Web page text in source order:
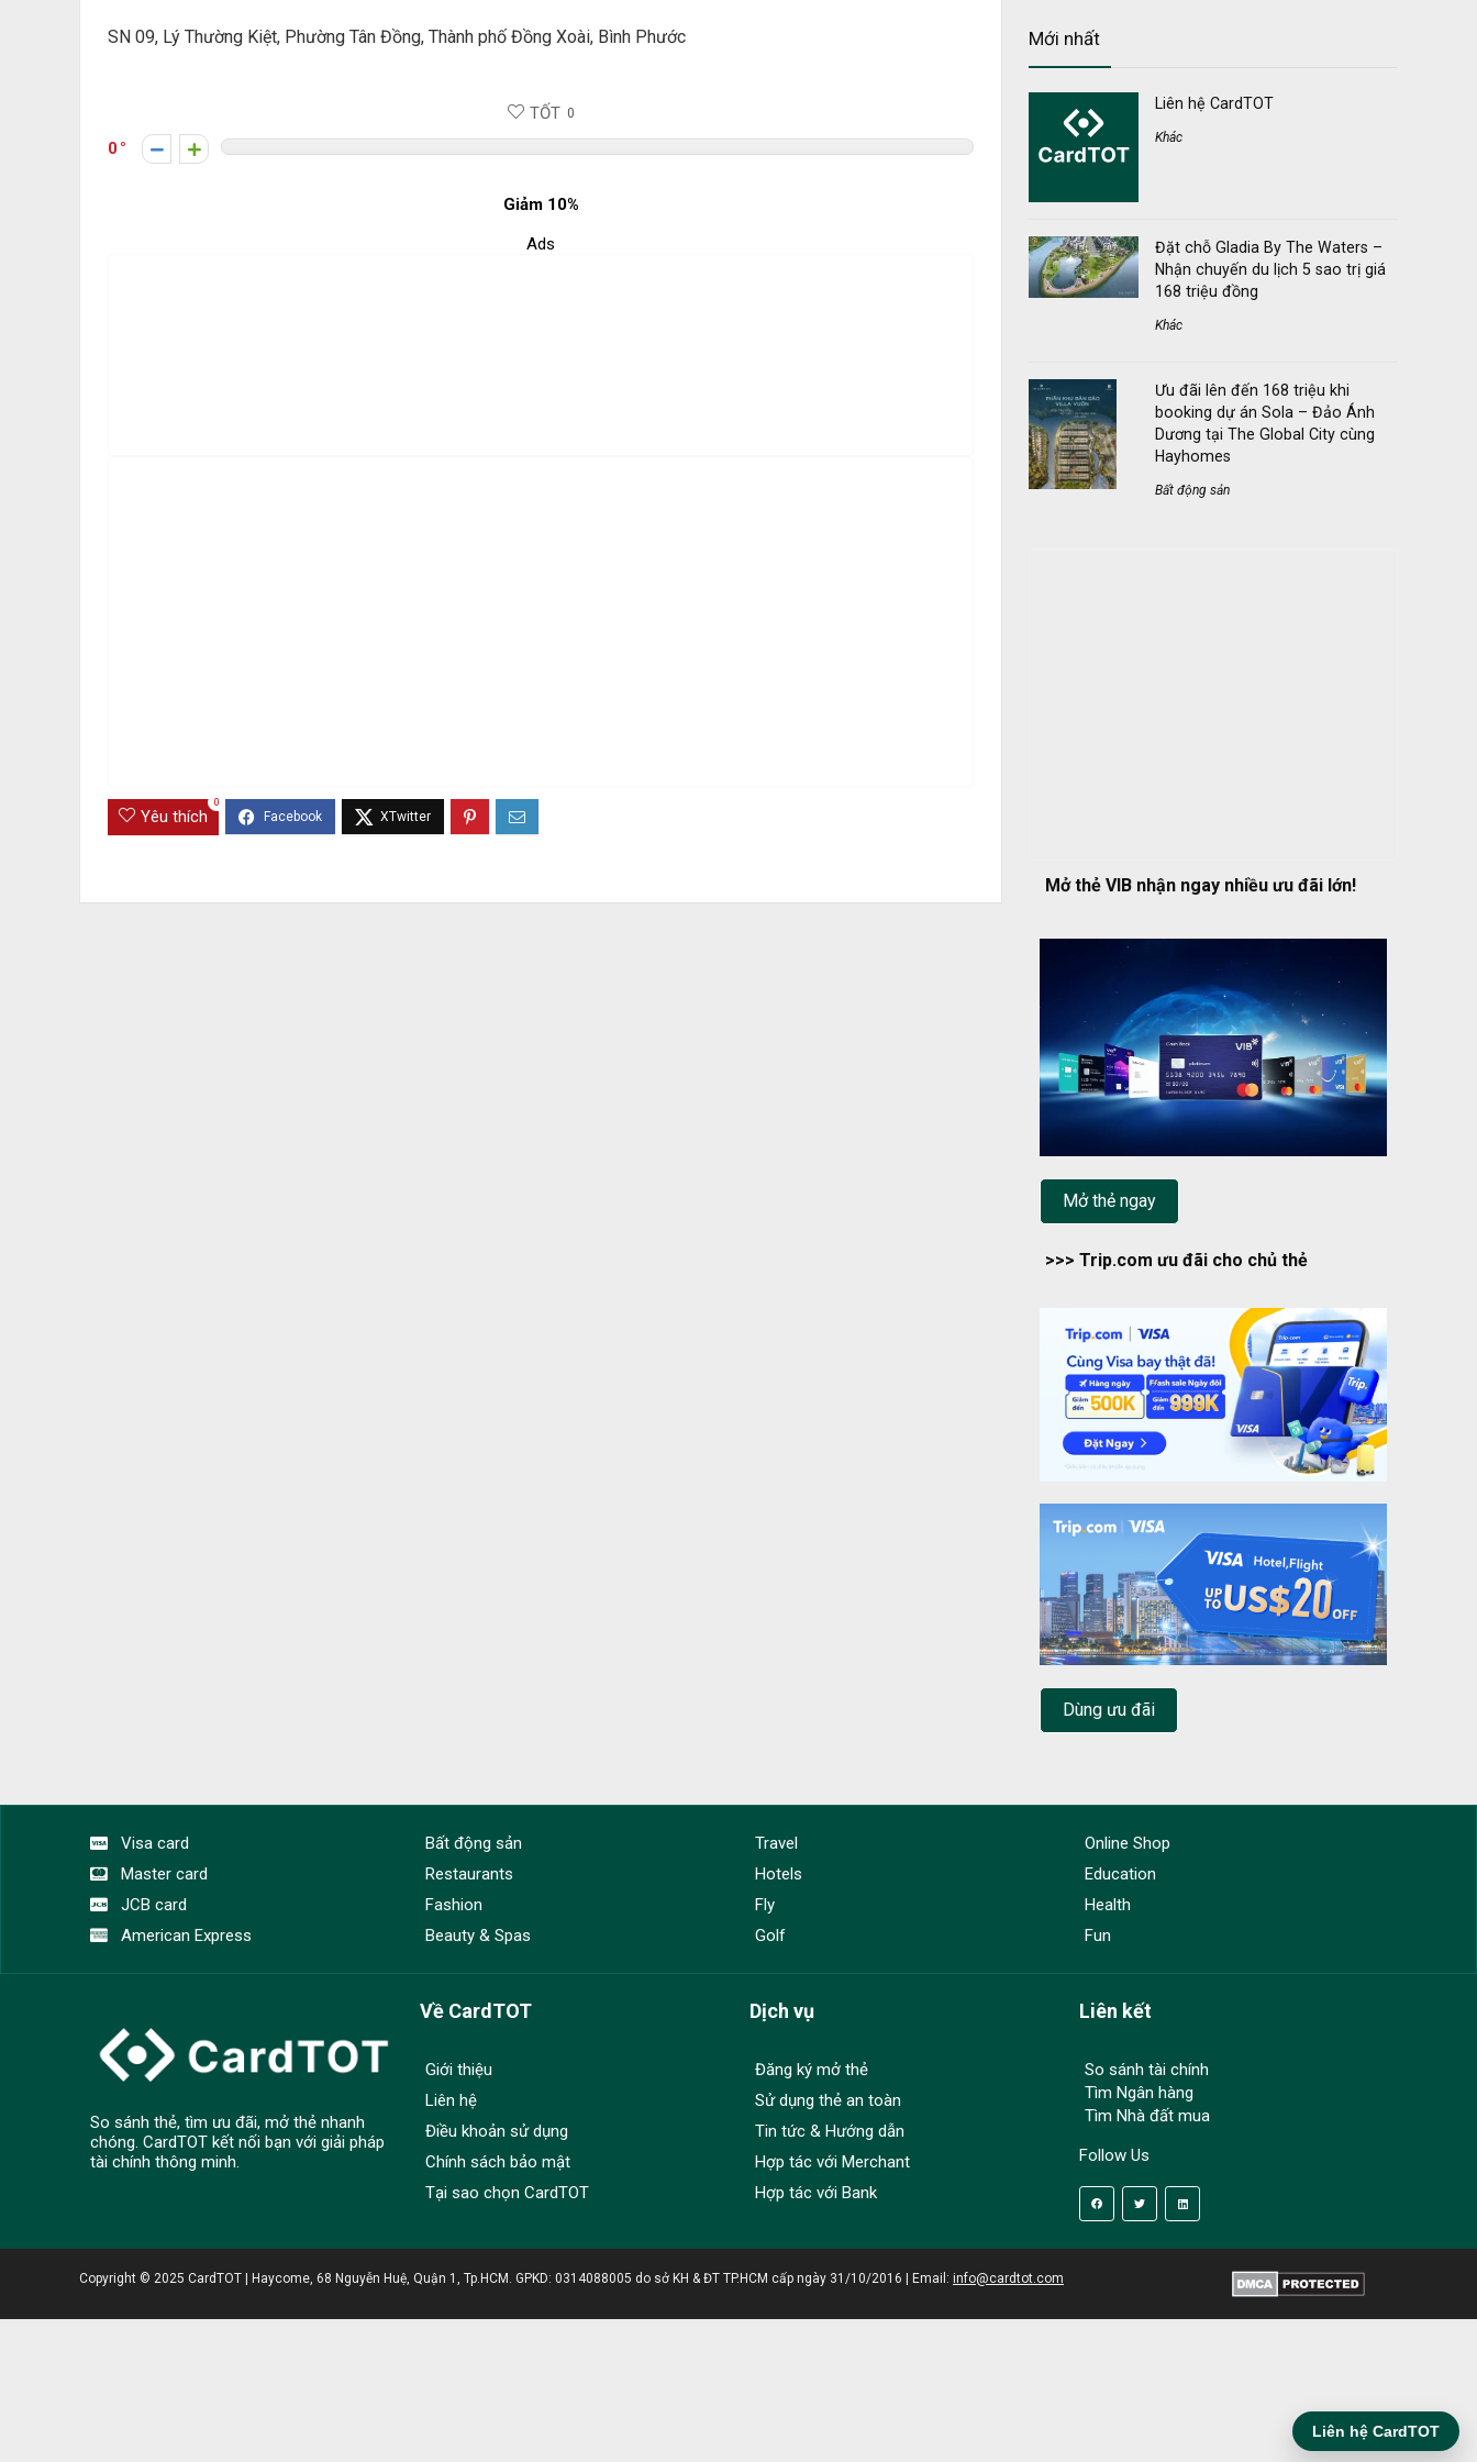
SN 09, Lý Thường Kiệt, Phường Tân Đồng, Thành phố Đồng Xoài, Bình Phước
TỐT 0
0
Giảm 10%
Ads
Yêu thích
0
Mới nhất
Liên hệ CardTOT
Khác
Đặt chỗ Gladia By The Waters –
Nhận chuyến du lịch 5 sao trị giá
168 triệu đồng
Khác
Ưu đãi lên đến 168 triệu khi
booking dự án Sola – Đảo Ánh
Dương tại The Global City cùng
Hayhomes
Bất động sản
Mở thẻ VIB nhận ngay nhiều ưu đãi lớn!
Mở thẻ ngay
>>> Trip.com ưu đãi cho chủ thẻ
Dùng ưu đãi
Visa card
Master card
JCB card
American Express
Bất động sản
Restaurants
Fashion
Beauty & Spas
Travel
Hotels
Fly
Golf
Online Shop
Education
Health
Fun
So sánh thẻ, tìm ưu đãi, mở thẻ nhanh
chóng. CardTOT kết nối bạn với giải pháp
tài chính thông minh.
Về CardTOT
Giới thiệu
Liên hệ
Điều khoản sử dụng
Chính sách bảo mật
Tại sao chọn CardTOT
Dịch vụ
Đăng ký mở thẻ
Sử dụng thẻ an toàn
Tin tức & Hướng dẫn
Hợp tác với Merchant
Hợp tác với Bank
Liên kết
So sánh tài chính
Tìm Ngân hàng
Tìm Nhà đất mua
Follow Us
Copyright © 2025 CardTOT | Haycome, 68 Nguyễn Huệ, Quận 1, Tp.HCM. GPKD: 0314088005 do sở KH & ĐT TP.HCM cấp ngày 31/10/2016 | Email: info@cardtot.com
Liên hệ CardTOT